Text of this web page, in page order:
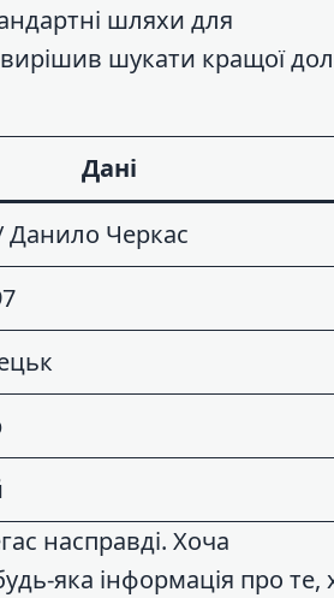
шляхи для
шукати кращої
Дані
Данило Черкас
насправді. Хоча
яка інформація про те,